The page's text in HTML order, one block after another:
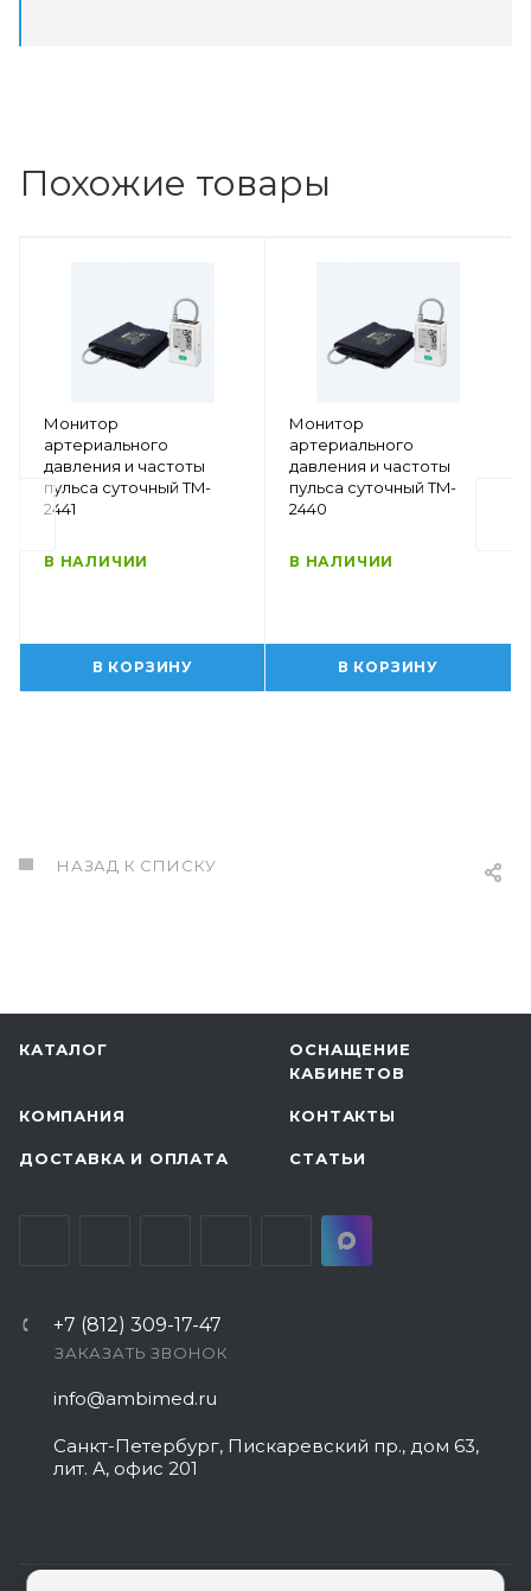
Похожие товары
Монитор
артериального
давления и частоты
пульса суточный TM-
2441
В НАЛИЧИИ
В КОРЗИНУ
Монитор
артериального
давления и частоты
пульса суточный TM-
2440
В НАЛИЧИИ
В КОРЗИНУ
НАЗАД К СПИСКУ
КАТАЛОГ
ОСНАЩЕНИЕ
КАБИНЕТОВ
КОМПАНИЯ КОНТАКТЫ
ДОСТАВКА И ОПЛАТА СТАТЬИ
+7 (812) 309-17-47
ЗАКАЗАТЬ ЗВОНОК
info@ambimed.ru
Санкт-Петербург, Пискаревский пр., дом 63,
лит. А, офис 201